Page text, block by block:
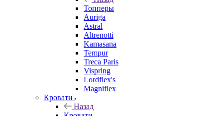
Топперы
Auriga
Astral
Altrenotti
Kamasana
Tempur
Treca Paris
Vispring
Lordflex's
Magniflex
Кровати
Назад